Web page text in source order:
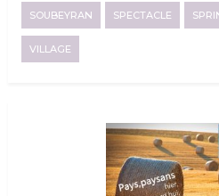
SOUBEYRAN SPECTACLE
VILLAGE